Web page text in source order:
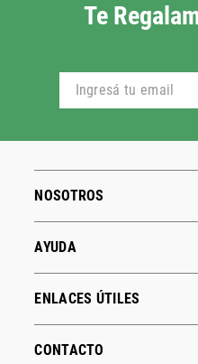
Te
NOSOTROS
AYUDA
ENLACES ÚTILES
CONTACTO